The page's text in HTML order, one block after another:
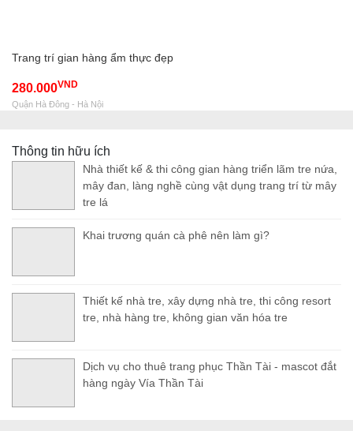
Trang trí gian hàng ẩm thực đẹp
280.000VND
Quận Hà Đông - Hà Nội
Thông tin hữu ích
Nhà thiết kế & thi công gian hàng triển lãm tre nứa,
mây đan, làng nghề cùng vật dụng trang trí từ mây
tre lá
Khai trương quán cà phê nên làm gì?
Thiết kế nhà tre, xây dựng nhà tre, thi công resort
tre, nhà hàng tre, không gian văn hóa tre
Dịch vụ cho thuê trang phục Thần Tài - mascot đắt
hàng ngày Vía Thần Tài